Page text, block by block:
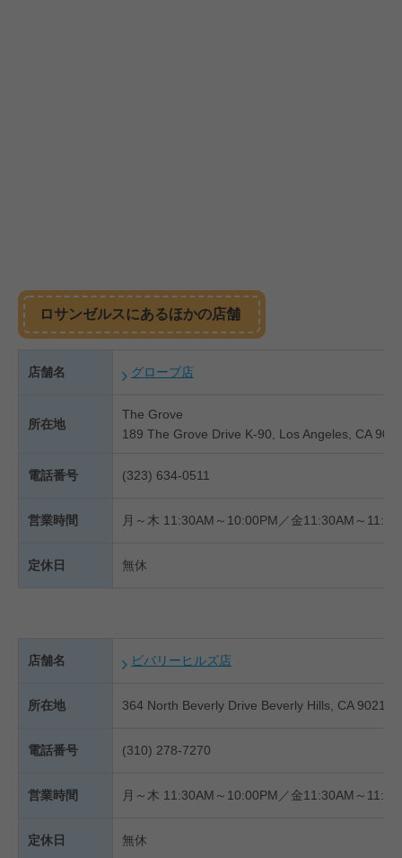
ロサンゼルスにあるほかの店舗
店舗名 グローブ店
所在地
The Grove
189 The Grove Drive K-90, Los Angeles, CA
電話番号 (323) 634-0511
営業時間 月～木 11:30AM～10:00PM／金11:30AM～
定休日 無休
店舗名 ビバリーヒルズ店
所在地 364 North Beverly Drive Beverly Hills, CA 90210
電話番号 (310) 278-7270
営業時間 月～木 11:30AM～10:00PM／金11:30AM～
定休日 無休